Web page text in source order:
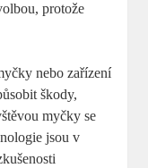
protože
nebo zařízení
škody,
myčky se
jsou v